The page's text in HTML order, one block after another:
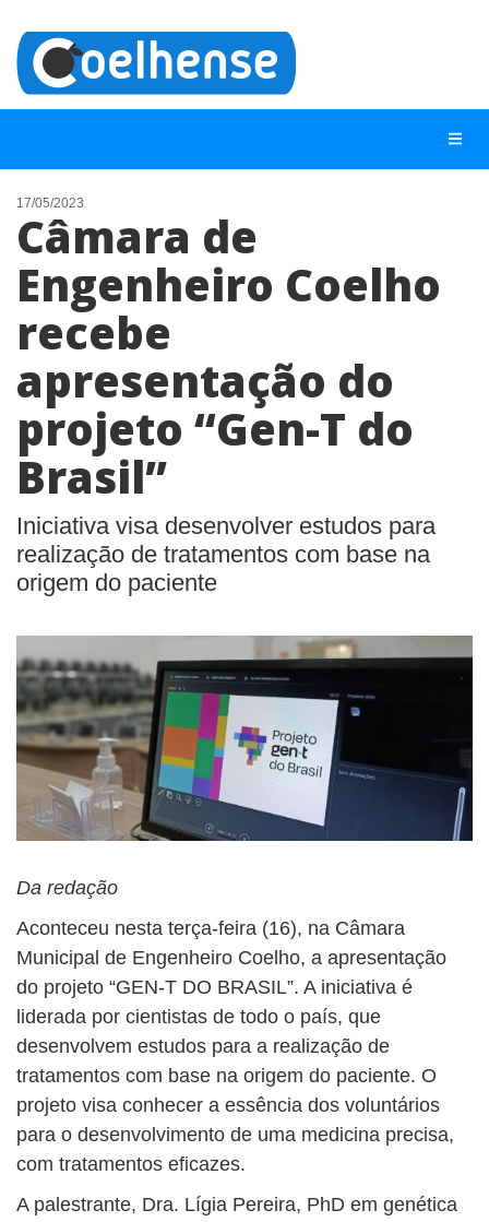
NOTÍCIAS
LISTA DIGITAL
TELEFONES ÚTEIS
ANUNCIE
17/05/2023
Câmara de
Engenheiro Coelho
recebe
apresentação do
projeto “Gen-T do
Brasil”
Iniciativa visa desenvolver estudos para
realização de tratamentos com base na
origem do paciente
Da redação
Aconteceu nesta terça-feira (16), na Câmara
Municipal de Engenheiro Coelho, a apresentação
do projeto “GEN-T DO BRASIL”. A iniciativa é
liderada por cientistas de todo o país, que
desenvolvem estudos para a realização de
tratamentos com base na origem do paciente. O
projeto visa conhecer a essência dos voluntários
para o desenvolvimento de uma medicina precisa,
com tratamentos eficazes.
A palestrante, Dra. Lígia Pereira, PhD em genética